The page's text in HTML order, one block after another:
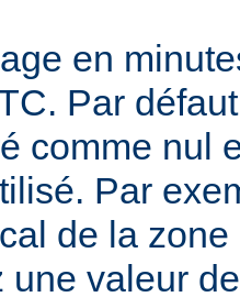
en
Par
comme nul
Par
de la
une valeur